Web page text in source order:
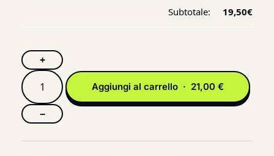
Subtotale: 19,50€
+
−
Aggiungi al carrello · 21,00 €